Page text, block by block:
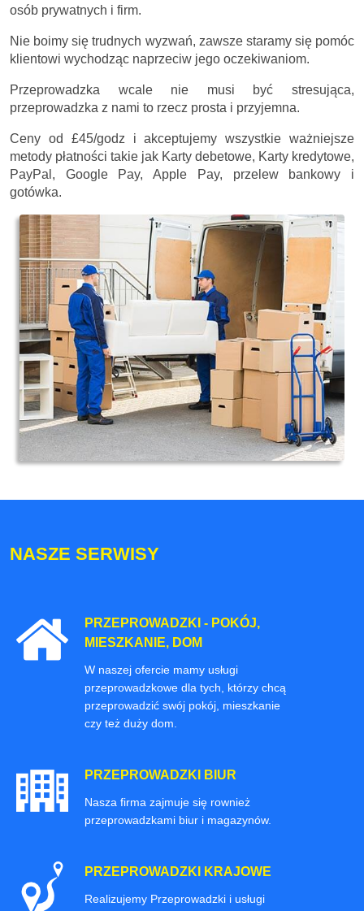
osób prywatnych i firm.
Nie boimy się trudnych wyzwań, zawsze staramy się pomóc
klientowi wychodząc naprzeciw jego oczekiwaniom.
Przeprowadzka wcale nie musi być stresująca,
przeprowadzka z nami to rzecz prosta i przyjemna.
Ceny od £45/godz i akceptujemy wszystkie ważniejsze
metody płatności takie jak Karty debetowe, Karty kredytowe,
PayPal, Google Pay, Apple Pay, przelew bankowy i
gotówka.
NASZE SERWISY
PRZEPROWADZKI - POKÓJ,
MIESZKANIE, DOM
W naszej ofercie mamy usługi
przeprowadzkowe dla tych, którzy chcą
przeprowadzić swój pokój, mieszkanie
czy też duży dom.
PRZEPROWADZKI BIUR
Nasza firma zajmuje się rownież
przeprowadzkami biur i magazynów.
PRZEPROWADZKI KRAJOWE
Realizujemy Przeprowadzki i usługi